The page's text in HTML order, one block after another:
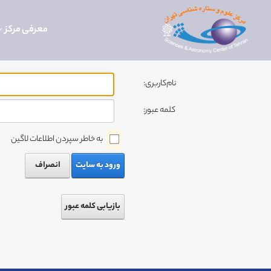
معرفی مرکز
نام‌کاربری:
کلمه عبور:
به خاطر سپردن اطلاعات لاگین
ورود به سایت
انصراف
بازیابی کلمه عبور